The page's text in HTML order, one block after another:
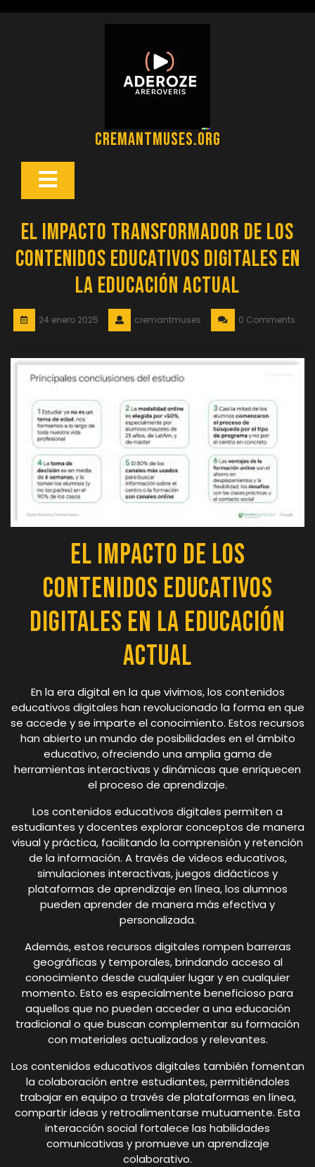
cremantmuses.org
Botón
El Impacto Transformador de los
Contenidos Educativos Digitales en
la Educación Actual
24 enero 2025 cremantmuses 0 Comments
El Impacto de los
Contenidos Educativos
Digitales en la Educación
Actual
En la era digital en la que vivimos, los contenidos
educativos digitales han revolucionado la forma en que
se accede y se imparte el conocimiento. Estos recursos
han abierto un mundo de posibilidades en el ámbito
educativo, ofreciendo una amplia gama de
herramientas interactivas y dinámicas que enriquecen
el proceso de aprendizaje.
Los contenidos educativos digitales permiten a
estudiantes y docentes explorar conceptos de manera
visual y práctica, facilitando la comprensión y retención
de la información. A través de videos educativos,
simulaciones interactivas, juegos didácticos y
plataformas de aprendizaje en línea, los alumnos
pueden aprender de manera más efectiva y
personalizada.
Además, estos recursos digitales rompen barreras
geográficas y temporales, brindando acceso al
conocimiento desde cualquier lugar y en cualquier
momento. Esto es especialmente beneficioso para
aquellos que no pueden acceder a una educación
tradicional o que buscan complementar su formación
con materiales actualizados y relevantes.
Los contenidos educativos digitales también fomentan
la colaboración entre estudiantes, permitiéndoles
trabajar en equipo a través de plataformas en línea,
compartir ideas y retroalimentarse mutuamente. Esta
interacción social fortalece las habilidades
comunicativas y promueve un aprendizaje
colaborativo.